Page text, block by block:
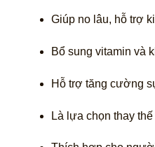
Giúp no lâu, hỗ trợ
Bổ sung vitamin và
Hỗ trợ tăng cường
Là lựa chọn thay